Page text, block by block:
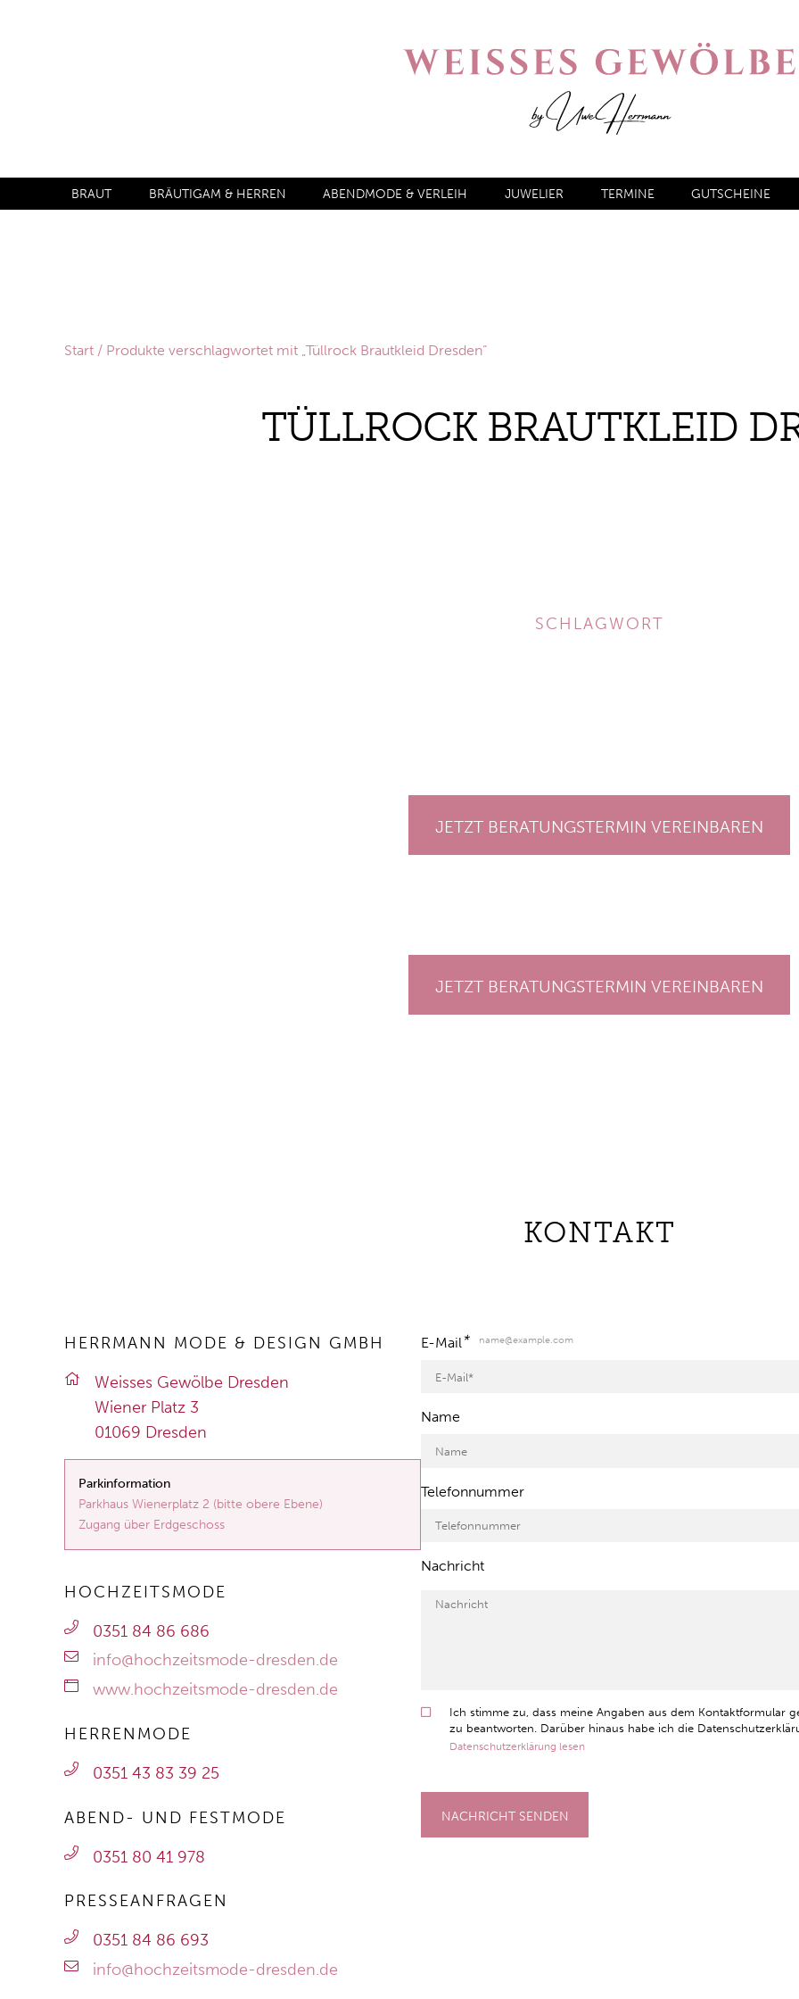
BRAUT BRÄUTIGAM & HERREN ABENDMODE & VERLEIH JUWELIER TERMINE GUTSCHEINE
Start / Produkte verschlagwortet mit „Tüllrock Brautkleid Dresden“
TÜLLROCK BRAUTKLEID
SCHLAGWORT
JETZT BERATUNGSTERMIN VEREINBAREN
JETZT BERATUNGSTERMIN VEREINBAREN
KONTAKT
HERRMANN MODE & DESIGN GMBH
Weis­ses Ge­wöl­be Dres­den
Wie­ner Platz 3
01069 Dres­den
Parkinformation
Parkhaus Wienerplatz 2 (bitte obere Ebene)
Zugang über Erdgeschoss
HOCHZEITSMODE
0351 84 86 686
info@hochzeitsmode-dresden.de
www.hochzeitsmode-dresden.de
HERRENMODE
0351 43 83 39 25
ABEND- UND FESTMODE
0351 80 41 978
PRESSEANFRAGEN
0351 84 86 693
info@hochzeitsmode-dresden.de
E-Mail* name@example.com
Name
Telefonnummer
Nachricht
Ich stimme zu, dass meine Angaben aus dem Kontaktformular
zu beantworten. Darüber hinaus habe ich die
Datenschutzerklärung lesen
NACHRICHT SENDEN